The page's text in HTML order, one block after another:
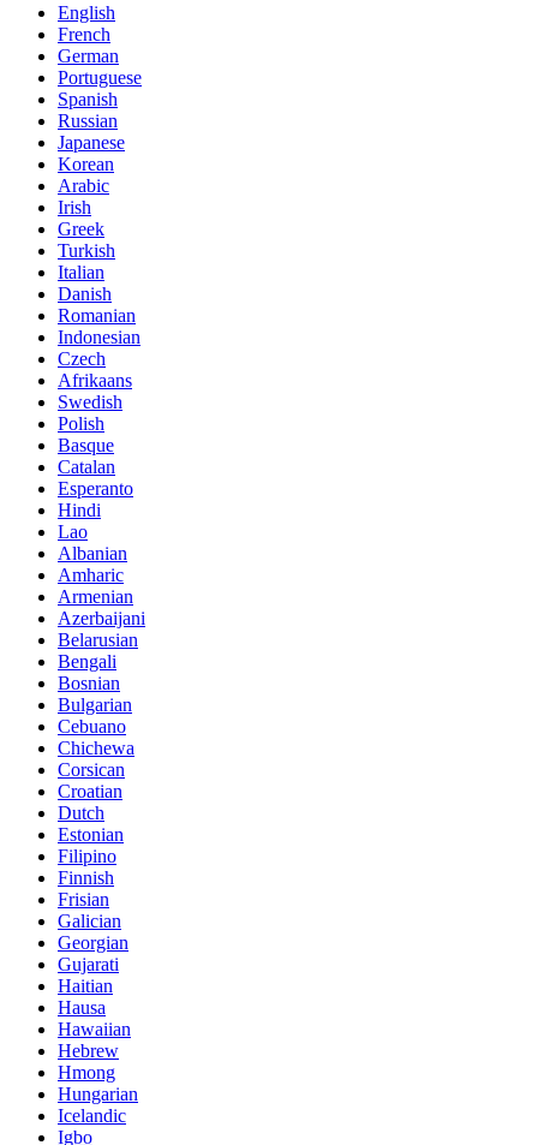
English
French
German
Portuguese
Spanish
Russian
Japanese
Korean
Arabic
Irish
Greek
Turkish
Italian
Danish
Romanian
Indonesian
Czech
Afrikaans
Swedish
Polish
Basque
Catalan
Esperanto
Hindi
Lao
Albanian
Amharic
Armenian
Azerbaijani
Belarusian
Bengali
Bosnian
Bulgarian
Cebuano
Chichewa
Corsican
Croatian
Dutch
Estonian
Filipino
Finnish
Frisian
Galician
Georgian
Gujarati
Haitian
Hausa
Hawaiian
Hebrew
Hmong
Hungarian
Icelandic
Igbo